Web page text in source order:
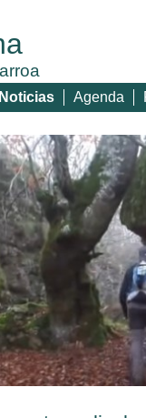
Noticias Agenda